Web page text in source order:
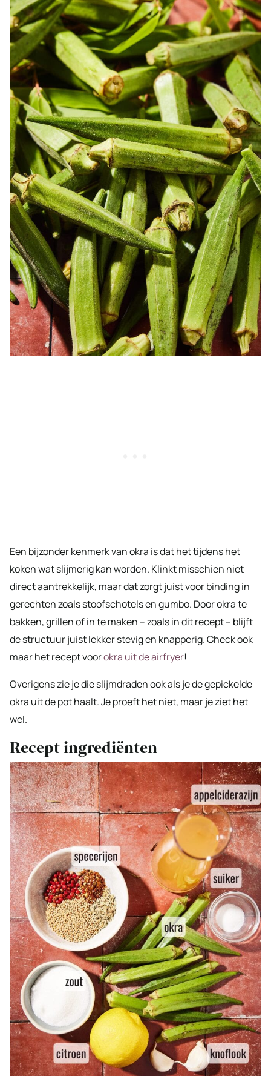
Een bijzonder kenmerk van okra is dat het tijdens het
koken wat slijmerig kan worden. Klinkt misschien niet
direct aantrekkelijk, maar dat zorgt juist voor binding in
gerechten zoals stoofschotels en gumbo. Door okra te
bakken, grillen of in te maken – zoals in dit recept – blijft
de structuur juist lekker stevig en knapperig. Check ook
maar het recept voorokra uit de airfryer!
Overigens zie je die slijmdraden ook als je de gepickelde
okra uit de pot haalt. Je proeft het niet, maar je ziet het
wel.
Recept ingrediënten